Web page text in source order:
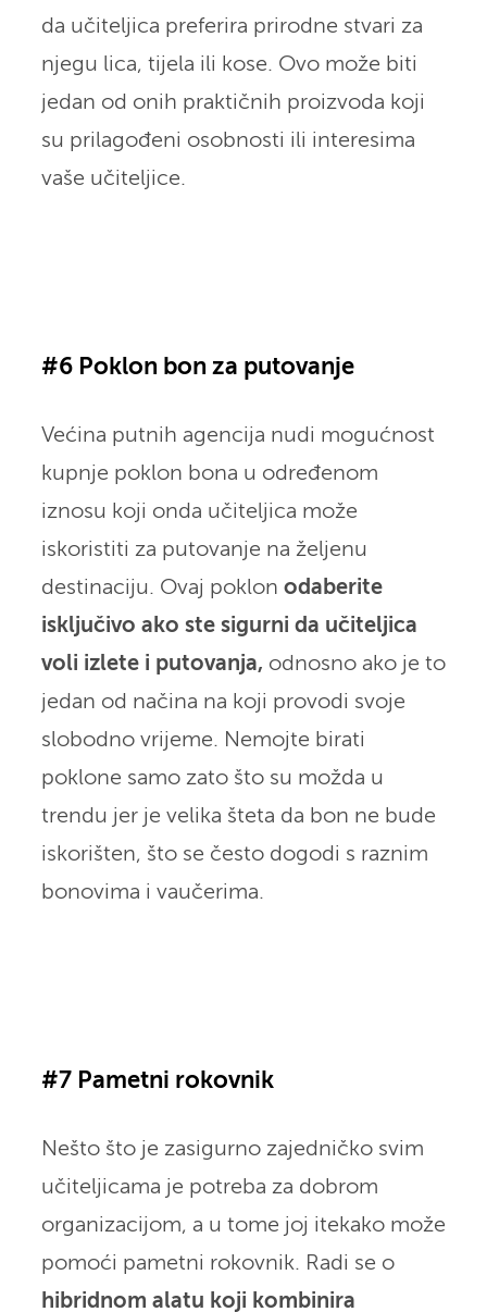
da učiteljica preferira prirodne stvari za
njegu lica, tijela ili kose. Ovo može biti
jedan od onih praktičnih proizvoda koji
su prilagođeni osobnosti ili interesima
vaše učiteljice.
#6 Poklon bon za putovanje
Većina putnih agencija nudi mogućnost
kupnje poklon bona u određenom
iznosu koji onda učiteljica može
iskoristiti za putovanje na željenu
destinaciju. Ovaj poklon odaberite
isključivo ako ste sigurni da učiteljica
voli izlete i putovanja, odnosno ako je to
jedan od načina na koji provodi svoje
slobodno vrijeme. Nemojte birati
poklone samo zato što su možda u
trendu jer je velika šteta da bon ne bude
iskorišten, što se često dogodi s raznim
bonovima i vaučerima.
#7 Pametni rokovnik
Nešto što je zasigurno zajedničko svim
učiteljicama je potreba za dobrom
organizacijom, a u tome joj itekako može
pomoći pametni rokovnik. Radi se o
hibridnom alatu koji kombinira